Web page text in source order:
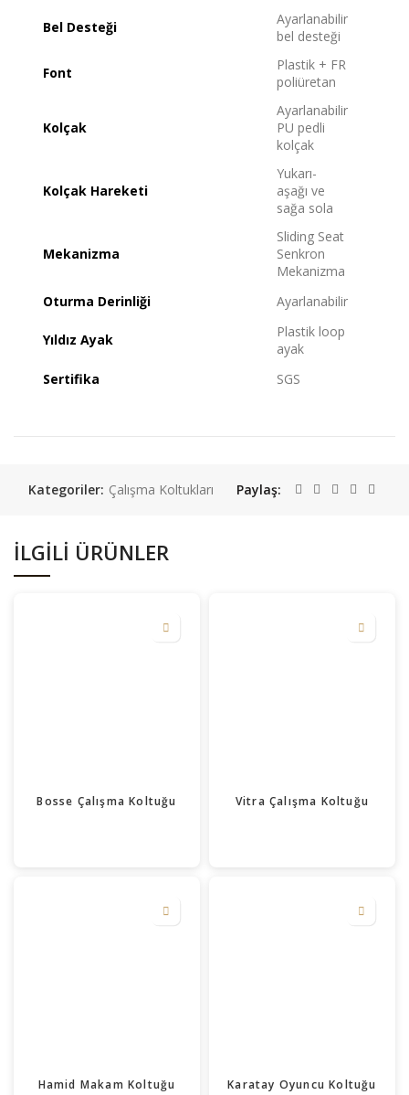
Bel Desteği
Ayarlanabilir
bel desteği
Font
Plastik + FR
poliüretan
Kolçak
Ayarlanabilir
PU pedli
kolçak
Kolçak Hareketi
Yukarı-
aşağı ve
sağa sola
Mekanizma
Sliding Seat
Senkron
Mekanizma
Oturma Derinliği
Ayarlanabilir
Yıldız Ayak
Plastik loop
ayak
Sertifika
SGS
Kategoriler: Çalışma Koltukları Paylaş
İLGILI ÜRÜNLER
Bosse Çalışma Koltuğu Vitra Çalışma Koltuğu
Hamid Makam Koltuğu Karatay Oyuncu Koltuğu